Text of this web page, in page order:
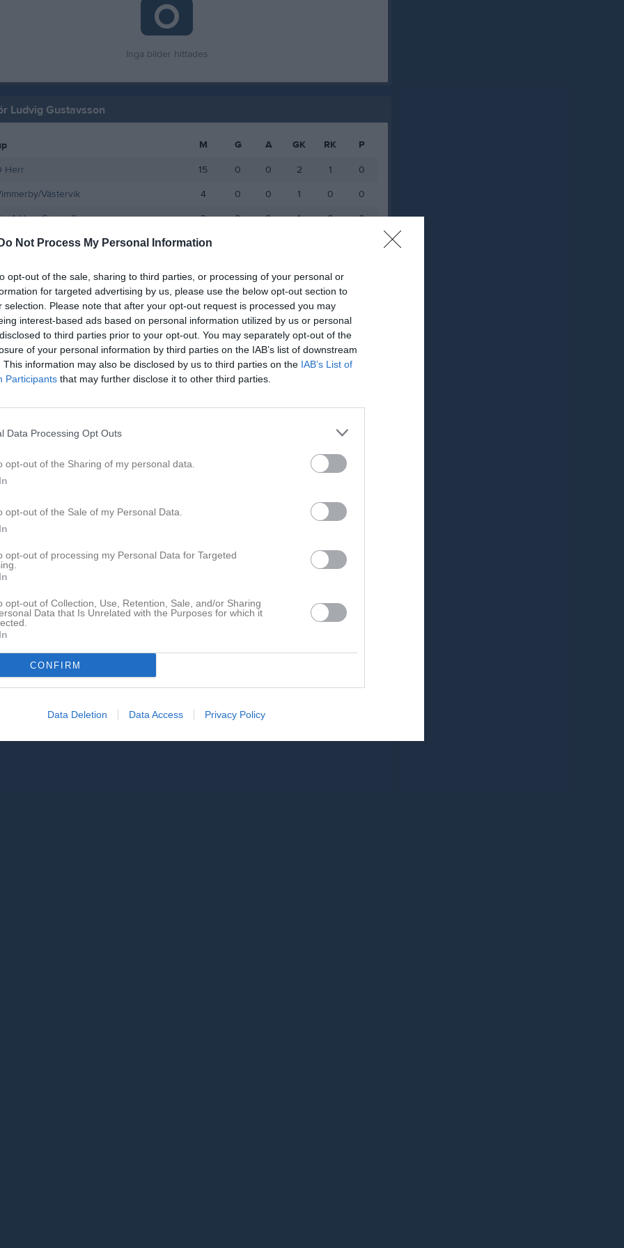
Do Not Process My Personal Information
opt-out of the sale, sharing to third parties, or processing of your personal or
for targeted advertising by us, please use the below opt-out section to
selection. Please note that after your opt-out request is processed you may
interest-based ads based on personal information utilized by us or personal
to third parties prior to your opt-out. You may separately opt-out of the
of your personal information by third parties on the IAB’s list of downstream
This information may also be disclosed by us to third parties on the IAB’s List of
Participants that may further disclose it to other third parties.
Data Processing Opt Outs
opt-out of the Sharing of my personal data.
opt-out of the Sale of my Personal Data.
opt-out of processing my Personal Data for Targeted
opt-out of Collection, Use, Retention, Sale, and/or Sharing
Data that Is Unrelated with the Purposes for which it
CONFIRM
Data Deletion Data Access Privacy Policy
Inga bilder hittades
Ludvig Gustavsson
M G A GK RK
P
Herr
15 0 0 2 1
0
Västervik
4 0 0 1 0
0
4 Herr Grupp 2
3 0 0 1 0
0
Herr
13
Herr
5 0 0 0 0
herr Cupspelet
1 0 0 0 0
42 0 0 4 1
matcher Mål Assist GK Gula kort RK Röda kort
Ludvig Gustavsson